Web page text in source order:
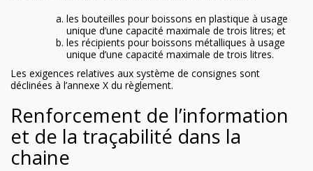
les bouteilles pour boissons en plastique à usage
unique d’une capacité maximale de trois litres; et
les récipients pour boissons métalliques à usage
unique d’une capacité maximale de trois litres.
Les exigences relatives aux système de consignes sont
déclinées à l’annexe X du règlement.
Renforcement de l’information
et de la traçabilité dans la
chaine